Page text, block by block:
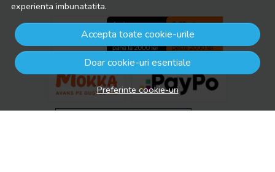
experienta imbunatatita.
Accepta toate cookie-urile
Doar cookie-uri esentiale
Preferinte cookie-uri